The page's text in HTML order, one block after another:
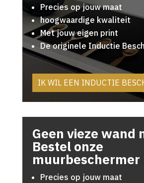
Precies op jouw maat
hoogwaardige kwaliteit
Met jouw eigen print
De originele Inductie
IK WIL EEN INDUCTIE
Geen vieze wand
Bestel onze
muurbeschermer
Precies op jouw maat